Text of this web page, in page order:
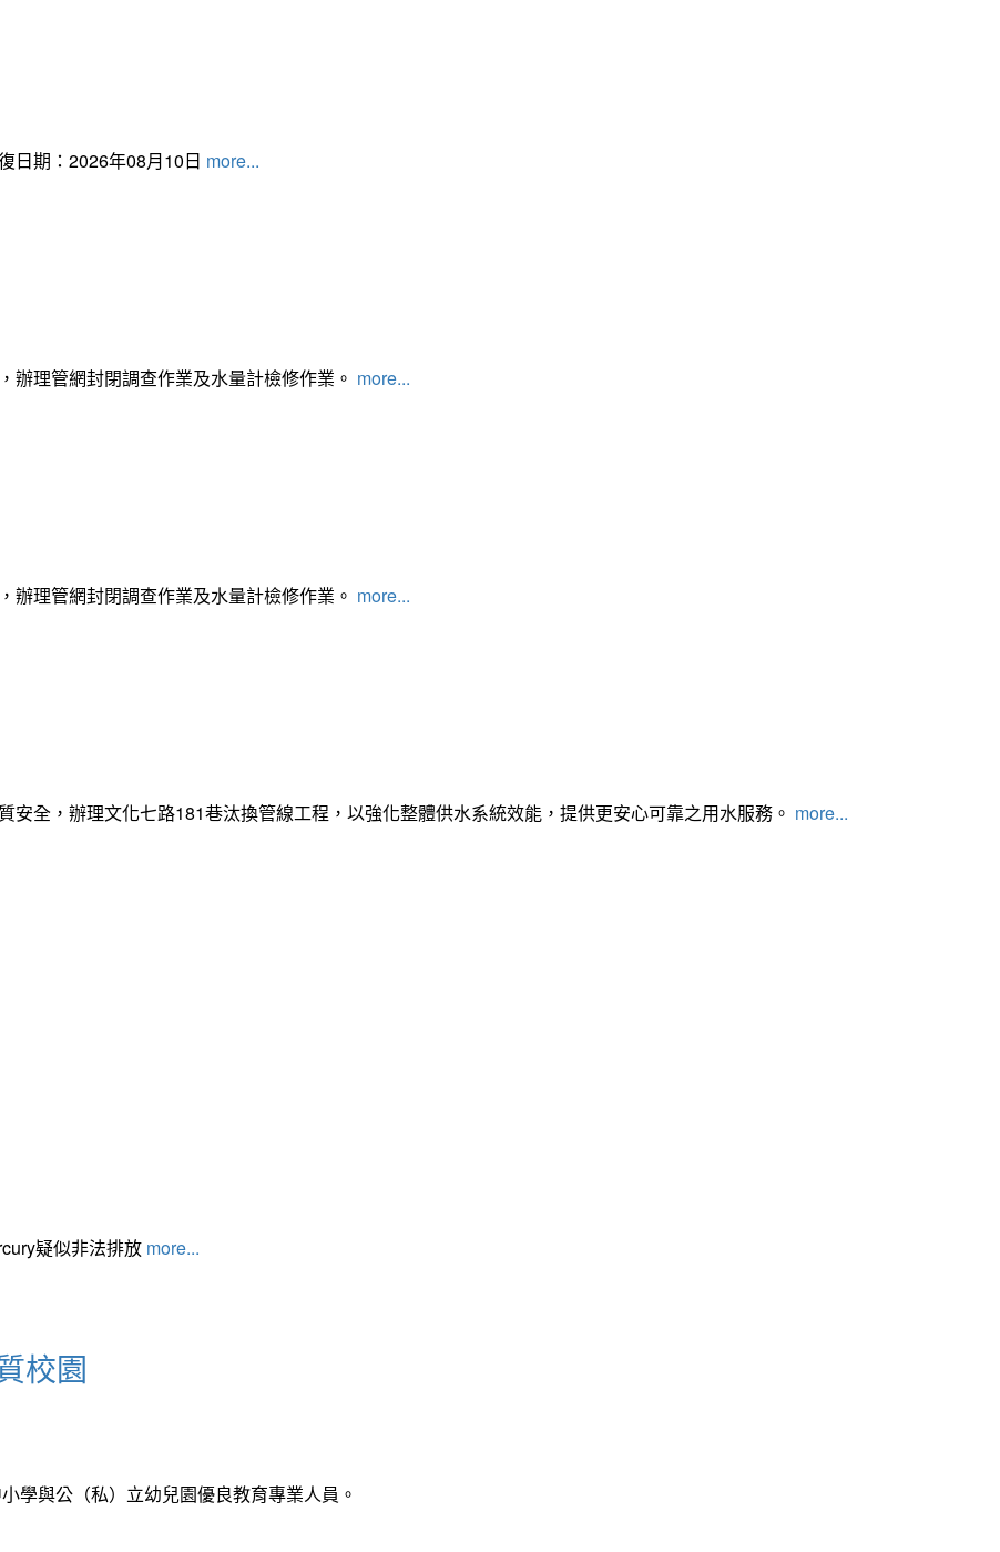
日期：2026年08月10日 more...
理管網封閉調查作業及水量計檢修作業。 more...
理管網封閉調查作業及水量計檢修作業。 more...
全，辦理文化七路181巷汰換管線工程，以強化整體供水系統效能，提供更安心可靠之用水服務。 more...
疑似非法排放 more...
校園
學與公（私）立幼兒園優良教育專業人員。